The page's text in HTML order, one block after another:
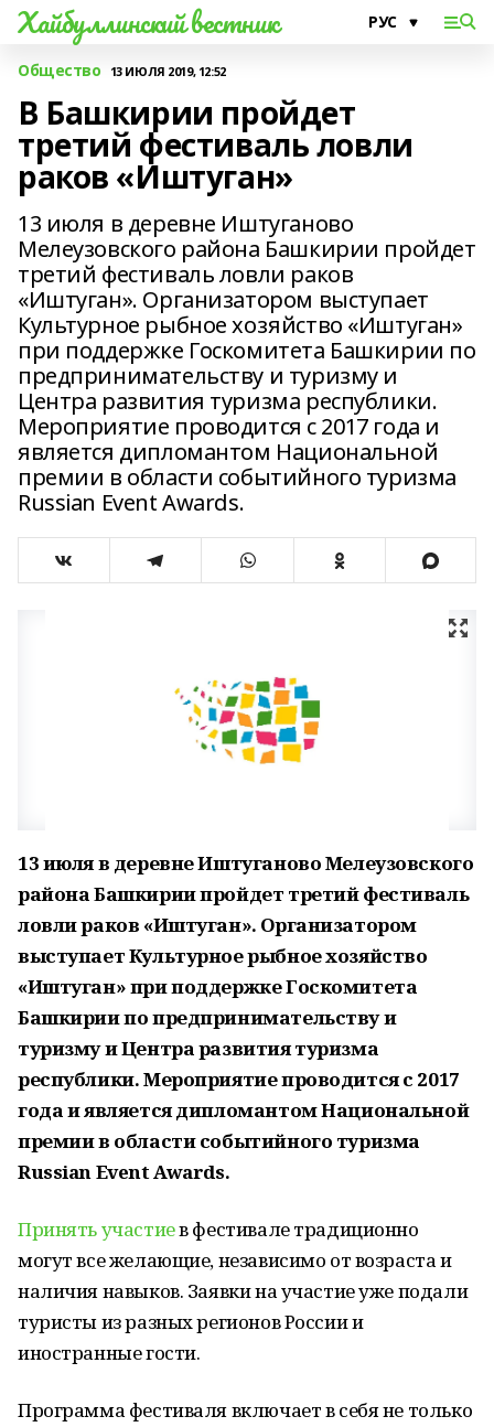
Хайбуллинский вестник
Общество 13 ИЮЛЯ 2019, 12:52
В Башкирии пройдет
третий фестиваль ловли
раков «Иштуган»
13 июля в деревне Иштуганово
Мелеузовского района Башкирии пройдет
третий фестиваль ловли раков
«Иштуган». Организатором выступает
Культурное рыбное хозяйство «Иштуган»
при поддержке Госкомитета Башкирии по
предпринимательству и туризму и
Центра развития туризма республики.
Мероприятие проводится с 2017 года и
является дипломантом Национальной
премии в области событийного туризма
Russian Event Awards.
13 июля в деревне Иштуганово Мелеузовского
района Башкирии пройдет третий фестиваль
ловли раков «Иштуган». Организатором
выступает Культурное рыбное хозяйство
«Иштуган» при поддержке Госкомитета
Башкирии по предпринимательству и
туризму и Центра развития туризма
республики. Мероприятие проводится с 2017
года и является дипломантом Национальной
премии в области событийного туризма
Russian Event Awards.
Принять участиев фестивале традиционно
могут все желающие, независимо от возраста и
наличия навыков. Заявки на участие уже подали
туристы из разных регионов России и
иностранные гости.
Программа фестиваля включает в себя не только